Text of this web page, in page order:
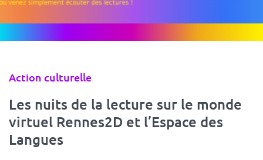
Type
Action culturelle
Les nuits de la lecture sur le monde
virtuel Rennes2D et l’Espace des
Langues